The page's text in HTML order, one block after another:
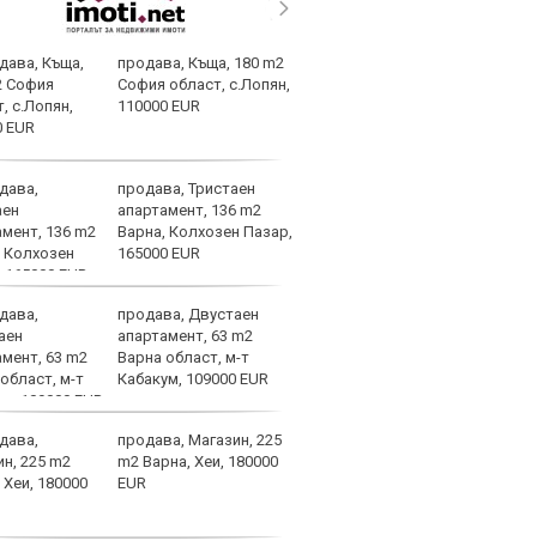
продава, Къща, 180 m2
София област, с.Лопян,
110000 EUR
продава, Тристаен
апартамент, 136 m2
Варна, Колхозен Пазар,
165000 EUR
продава, Двустаен
апартамент, 63 m2
Варна област, м-т
Кабакум, 109000 EUR
продава, Магазин, 225
m2 Варна, Хеи, 180000
EUR